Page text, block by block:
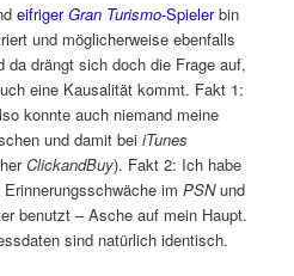
eifriger Gran Turismo-Spielerbin
und möglicherweise ebenfalls
da drängt sich doch die Frage auf,
eine Kausalität kommt. Fakt 1:
konnte auch niemand meine
und damit beiiTunes
ClickandBuy). Fakt 2: Ich habe
imPSNund
benutzt – Asche auf mein Haupt.
sind natürlich identisch.